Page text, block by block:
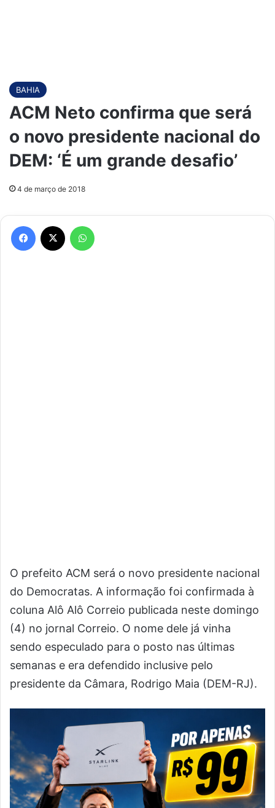
BAHIA
ACM Neto confirma que será
o novo presidente nacional do
DEM: ‘É um grande desafio’
4 de março de 2018
O prefeito ACM será o novo presidente nacional
do Democratas. A informação foi confirmada à
coluna Alô Alô Correio publicada neste domingo
(4) no jornal Correio. O nome dele já vinha
sendo especulado para o posto nas últimas
semanas e era defendido inclusive pelo
presidente da Câmara, Rodrigo Maia (DEM-RJ).